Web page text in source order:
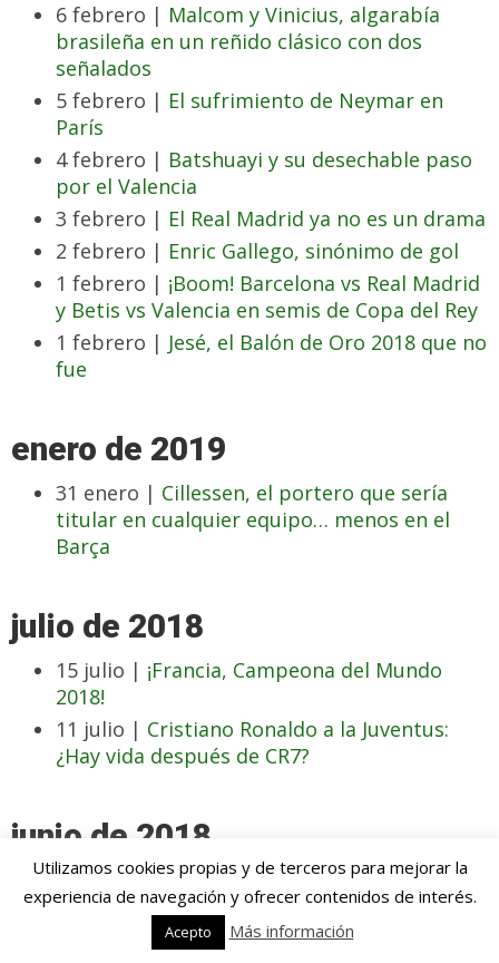
6 febrero | Malcom y Vinicius, algarabía
brasileña en un reñido clásico con dos
señalados
5 febrero | El sufrimiento de Neymar en
París
4 febrero | Batshuayi y su desechable paso
por el Valencia
3 febrero | El Real Madrid ya no es un drama
2 febrero | Enric Gallego, sinónimo de gol
1 febrero | ¡Boom! Barcelona vs Real Madrid
y Betis vs Valencia en semis de Copa del Rey
1 febrero | Jesé, el Balón de Oro 2018 que no
fue
enero de 2019
31 enero | Cillessen, el portero que sería
titular en cualquier equipo… menos en el
Barça
julio de 2018
15 julio | ¡Francia, Campeona del Mundo
2018!
11 julio | Cristiano Ronaldo a la Juventus:
¿Hay vida después de CR7?
junio de 2018
19 junio |Sergej Milinkovic-Savic, el crack en
ciernes por el que todos suspiran
En este Mundial, los favoritos son
Utilizamos cookies propias y de terceros para mejorar la
experiencia de navegación y ofrecer contenidos de interés.
Acepto Más información